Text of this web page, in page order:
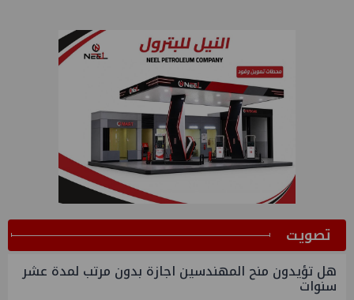
ﺗﺼﻮﻳﺖ
هل تؤيدون منح المهندسين اجازة بدون مرتب لمدة عشر
سنوات